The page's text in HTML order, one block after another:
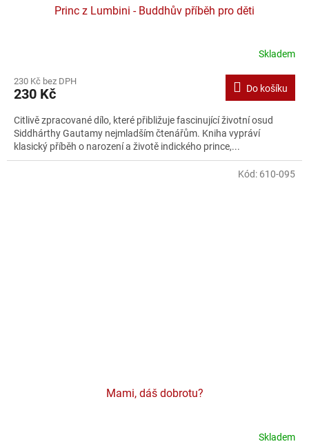
Princ z Lumbini - Buddhův příběh pro děti
Skladem
230 Kč bez DPH
230 Kč Do košíku
Citlivě zpracované dílo, které přibližuje fascinující životní osud
Siddhárthy Gautamy nejmladším čtenářům. Kniha vypráví
klasický příběh o narození a životě indického prince,...
Mami, dáš dobrotu?
Skladem
Kód: 610-095